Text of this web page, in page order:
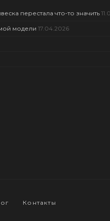
перестала что-то значить
модели 17.04.2026
Контакты